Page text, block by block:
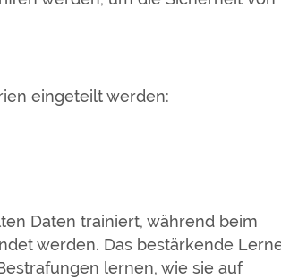
eingeteilt werden:
Daten trainiert, während beim
werden. Das bestärkende
lernen, wie sie auf